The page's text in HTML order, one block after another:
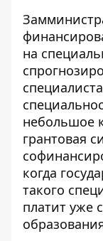
на
небольшое
грантовая
когда
такого
платит уже